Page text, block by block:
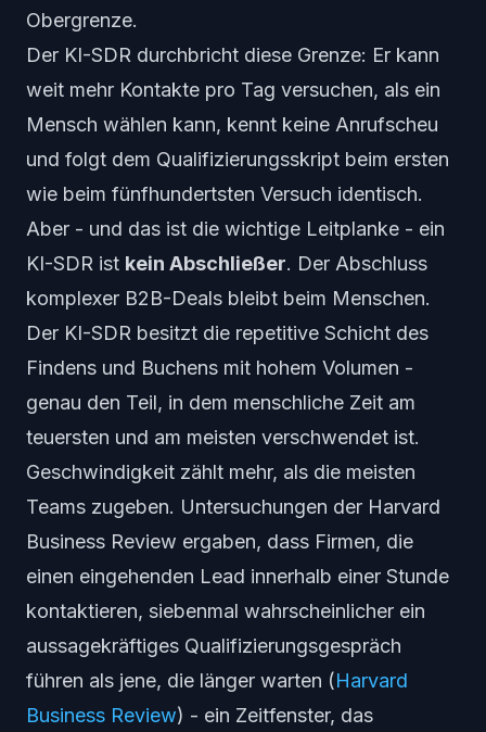
Obergrenze.
Der KI-SDR durchbricht diese Grenze: Er kann
weit mehr Kontakte pro Tag versuchen, als ein
Mensch wählen kann, kennt keine Anrufscheu
und folgt dem Qualifizierungsskript beim ersten
wie beim fünfhundertsten Versuch identisch.
Aber - und das ist die wichtige Leitplanke - ein
KI-SDR ist kein Abschließer. Der Abschluss
komplexer B2B-Deals bleibt beim Menschen.
Der KI-SDR besitzt die repetitive Schicht des
Findens und Buchens mit hohem Volumen -
genau den Teil, in dem menschliche Zeit am
teuersten und am meisten verschwendet ist.
Geschwindigkeit zählt mehr, als die meisten
Teams zugeben. Untersuchungen der Harvard
Business Review ergaben, dass Firmen, die
einen eingehenden Lead innerhalb einer Stunde
kontaktieren, siebenmal wahrscheinlicher ein
aussagekräftiges Qualifizierungsgespräch
führen als jene, die länger warten (Harvard
Business Review) - ein Zeitfenster, das